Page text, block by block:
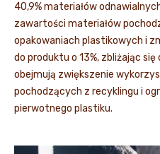
40,9% materiałów
zawartości materiałów
opakowaniach plastikowych i
do produktu o 13%, zbliżając
obejmują zwiększenie
pochodzących z recyklingu i
pierwotnego plastiku.